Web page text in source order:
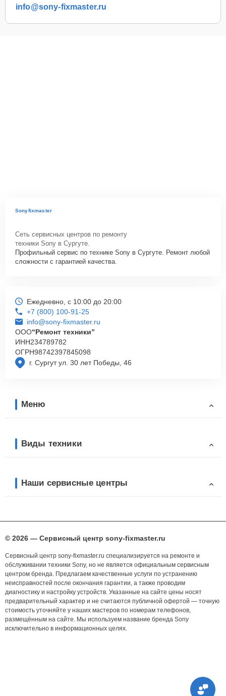
info@sony-fixmaster.ru
Sonyfixmaster
Сеть сервисных центров по ремонту
техники Sony в Сургуте.
Профильный сервис по технике Sony в Сургуте. Ремонт любой
сложности с гарантией качества.
г. Сургут ул. 30 лет Победы, 46
Ежедневно, с 10:00 до 20:00
+7 (800) 100-91-25
info@sony-fixmaster.ru
ООО“Ремонт техники”
ИНН234789782
ОГРН98742397845098
Меню
Виды техники
Наши сервисные центры
© 2026 — Сервисный центр sony-fixmaster.ru
Сервисный центр sony-fixmaster.ru специализируется на ремонте и
обслуживании техники Sony, но не является официальным сервисным
центром бренда. Предлагаем качественные услуги по устранению
неисправностей после окончания гарантии, а также проводим
диагностику и настройку устройств. Указанные на сайте цены носят
предварительный характер и не считаются публичной офертой — точную
стоимость уточняйте у наших мастеров по номерам телефонов,
размещённым на сайте. Мы используем название бренда Sony
исключительно в информационных целях.